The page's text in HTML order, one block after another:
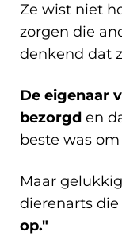
Ze wist niet
zorgen die
denkend dat
De eigenaar
bezorgd en
beste was
Maar
dierenarts die
op."